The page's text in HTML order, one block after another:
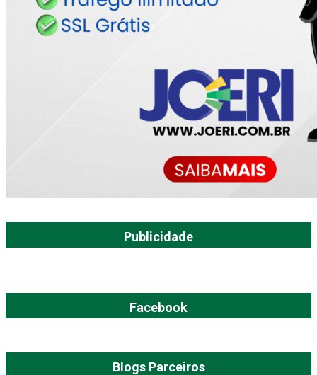
Publicidade
Facebook
Blogs Parceiros